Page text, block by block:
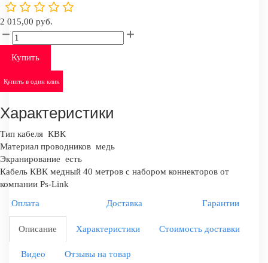
2 015,00 руб.
Купить
Купить в один клик
Характеристики
Тип кабеля КВК
Материал проводников медь
Экранирование есть
Кабель КВК медный 40 метров с набором коннекторов от
компании Ps-Link
Оплата
Доставка Гарантии
Описание Характеристики Стоимость доставки
Видео Отзывы на товар